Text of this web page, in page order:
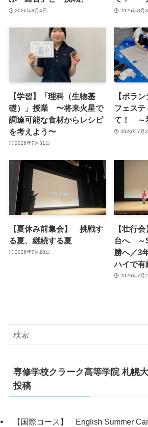
2026年8月4日 2026年8月3
【学習】「理科（生物基
礎）」授業 〜将来火星で
調達可能な食材からレシピ
を考えよう〜
2026年7月31日
【ボラ
フェステ
て！ ～
2026年7月
【夏休み前集会】 挑戦す
る夏、継続する夏
2026年7月28日
【壮行
台へ ～
勝へ／3
ハイで
2026年7月
専修学校クラーク高等学院 札幌
投稿
【国際コース】 English Summer